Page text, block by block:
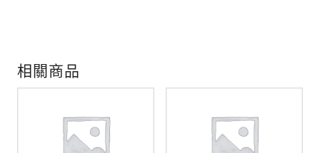
相關商品